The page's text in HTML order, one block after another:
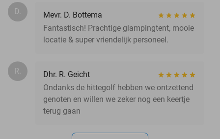
D.
Mevr. D. Bottema
Fantastisch! Prachtige glampingtent, mooie
locatie & super vriendelijk personeel.
R.
Dhr. R. Geicht
Ondanks de hittegolf hebben we ontzettend
genoten en willen we zeker nog een keertje
terug gaan